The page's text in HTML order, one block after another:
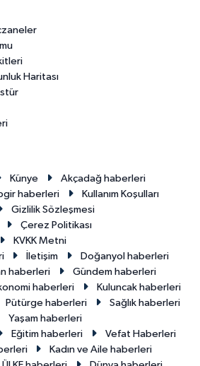
Haritası
Künye
Akçadağ haberleri
haberleri
Kullanım Koşulları
Gizlilik Sözleşmesi
Çerez Politikası
KVKK Metni
İletişim
Doğanyol haberleri
haberleri
Gündem haberleri
haberleri
Kuluncak haberleri
Pütürge haberleri
Sağlık haberleri
Yaşam haberleri
Eğitim haberleri
Vefat Haberleri
Kadın ve Aile haberleri